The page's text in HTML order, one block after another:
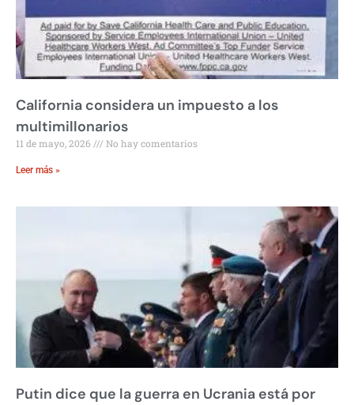
California considera un impuesto a los
multimillonarios
11 de mayo, 2026 No hay comentarios
Leer más »
Putin dice que la guerra en Ucrania está por